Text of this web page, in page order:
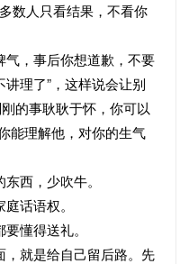
数人只看结果，不看你
气，事后你想道歉，不要
理了”，这样说会让别
的事耿耿于怀，你可以
能理解他，对你的生气
西，少吹牛。
话语权。
懂得送礼。
，就是给自己留后路。先